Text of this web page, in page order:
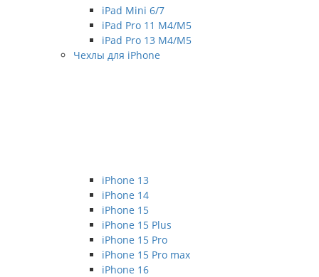
iPad Mini 6/7
iPad Pro 11 M4/M5
iPad Pro 13 M4/M5
Чехлы для iPhone
iPhone 13
iPhone 14
iPhone 15
iPhone 15 Plus
iPhone 15 Pro
iPhone 15 Pro max
iPhone 16